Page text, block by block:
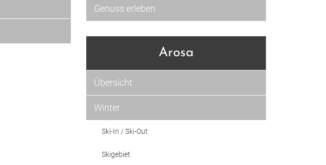
Genuss erleben
Arosa
Übersicht
Winter
Ski-In / Ski-Out
Skigebiet